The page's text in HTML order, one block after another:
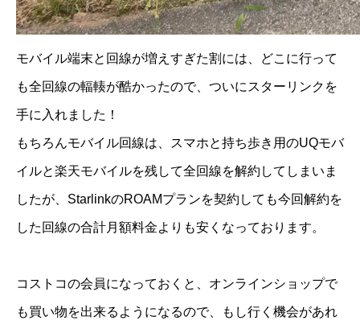
モバイル端末と回線が増えすぎた割には、どこに行って
も全回線の輻輳が酷かったので、ついにスターリンクを
手に入れました！
もちろんモバイル回線は、スマホと持ち歩き用のUQモバ
イルと楽天モバイルを残して全回線を解約してしまいま
したが、StarlinkのROAMプランを契約しても今回解約を
した回線の合計月額料金よりも安くなっております。
コストコの会員になっておくと、オンラインショップで
も買い物を出来るようになるので、もし行く機会があれ